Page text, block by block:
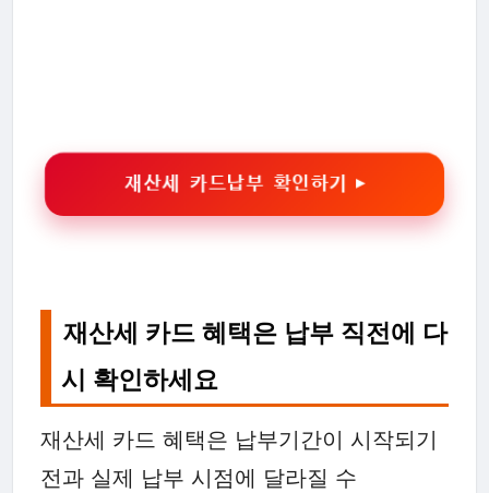
재산세 카드납부 확인하기 ▶
재산세 카드 혜택은 납부 직전에 다
시 확인하세요
재산세 카드 혜택은 납부기간이 시작되기
전과 실제 납부 시점에 달라질 수